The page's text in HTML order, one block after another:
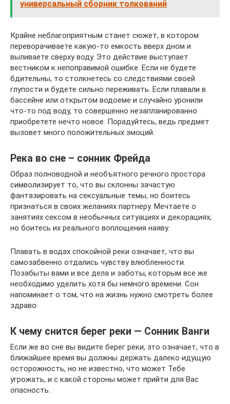
универсальный сборник толкований
Крайне неблагоприятным станет сюжет, в котором
переворачиваете какую-то емкость вверх дном и
выливаете сверху воду. Это действие выступает
вестником к непоправимой ошибке. Если не будете
бдительны, то столкнетесь со следствиями своей
глупости и будете сильно переживать. Если плавали в
бассейне или открытом водоеме и случайно уронили
что-то под воду, то совершенно незапланированно
приобретете нечто новое. Порадуйтесь, ведь предмет
вызовет много положительных эмоций.
Река во сне – сонник Фрейда
Образ полноводной и необъятного речного простора
символизирует то, что вы склонны зачастую
фантазировать на сексуальные темы, но боитесь
признаться в своих желаниях партнеру. Мечтаете о
занятиях сексом в необычных ситуациях и декорациях,
но боитесь их реального воплощения наяву.
Плавать в водах спокойной реки означает, что вы
самозабвенно отдались чувству влюбленности.
Позабыты вами и все дела и заботы, которым все же
необходимо уделить хотя бы немного времени. Сон
напоминает о том, что на жизнь нужно смотреть более
здраво.
К чему снится берег реки — Cонник Ванги
Если же во сне вы видите берег реки, это означает, что в
ближайшее время вы должны держать далеко идущую
осторожность, но не известно, что может Тебе
угрожать, и с какой стороны может прийти для Вас
опасность.